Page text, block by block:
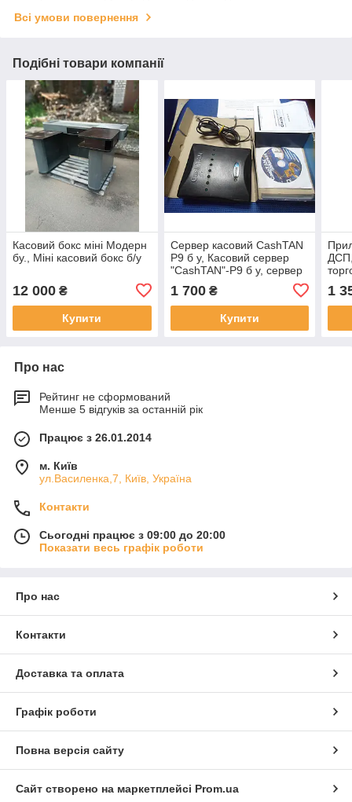
Всі умови повернення
Подібні товари компанії
Касовий бокс міні Модерн
бу., Міні касовий бокс б/у
12 000 ₴
Купити
Сервер касовий CashTAN
P9 б у, Касовий сервер
"CashTAN"-P9 б у, сервер
б у. Термінал касовий б/у,
сервер б/
1 700₴
Купити
ДСП,
1
Про нас
Рейтинг не сформований
Менше 5 відгуків за останній рік
Працює з 26.01.2014
м. Київ
ул.Василенка,7, Київ, Україна
Контакти
Сьогодні працює з 09:00 до 20:00
Показати весь графік роботи
Про нас
Контакти
Доставка та оплата
Графік роботи
Повна версія сайту
Сайт створено на маркетплейсі Prom.ua